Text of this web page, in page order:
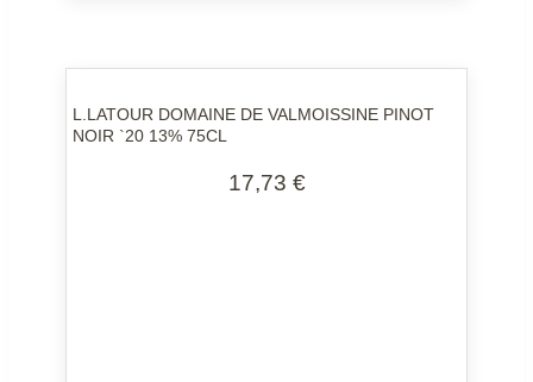
L.LATOUR DOMAINE DE VALMOISSINE PINOT
NOIR `20 13% 75CL
17,73 €